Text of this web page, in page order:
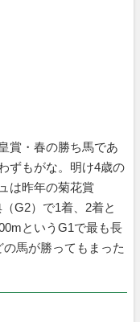
賞・春の勝ち馬であ
ずもがな。明け4歳の
は昨年の菊花賞
G2）で1着、2着と
というG1で最も長
馬が勝ってもまった